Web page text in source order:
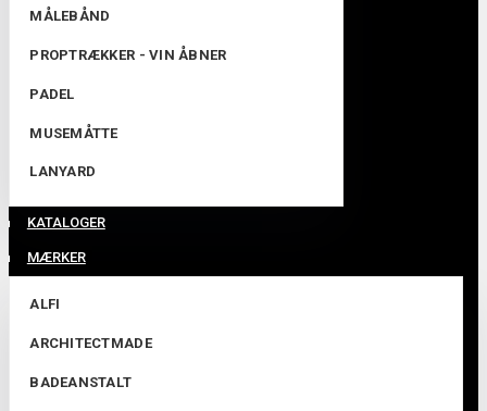
MÅLEBÅND
PROPTRÆKKER - VIN ÅBNER
PADEL
MUSEMÅTTE
LANYARD
MÆRKER
ALFI
ARCHITECTMADE
BADEANSTALT
KATALOGER